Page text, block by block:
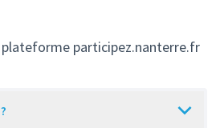
participez.nanterre.fr